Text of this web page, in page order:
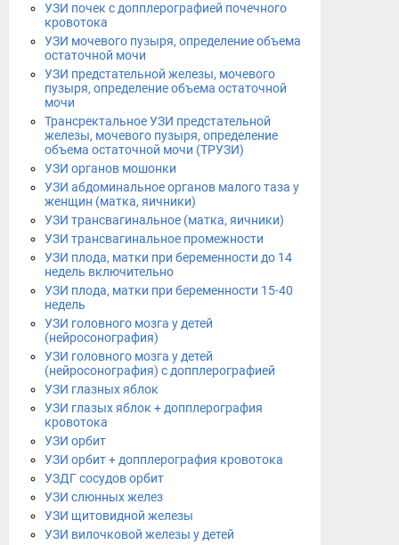
УЗИ почек с допплерографией почечного
кровотока
УЗИ мочевого пузыря, определение объема
остаточной мочи
УЗИ предстательной железы, мочевого
пузыря, определение объема остаточной
мочи
Трансректальное УЗИ предстательной
железы, мочевого пузыря, определение
объема остаточной мочи (ТРУЗИ)
УЗИ органов мошонки
УЗИ абдоминальное органов малого таза у
женщин (матка, яичники)
УЗИ трансвагинальное (матка, яичники)
УЗИ трансвагинальное промежности
УЗИ плода, матки при беременности до 14
недель включительно
УЗИ плода, матки при беременности 15-40
недель
УЗИ головного мозга у детей
(нейросонография)
УЗИ головного мозга у детей
(нейросонография) с допплерографией
УЗИ глазных яблок
УЗИ глазых яблок + допплерография
кровотока
УЗИ орбит
УЗИ орбит + допплерография кровотока
УЗДГ сосудов орбит
УЗИ слюнных желез
УЗИ щитовидной железы
УЗИ вилочковой железы у детей